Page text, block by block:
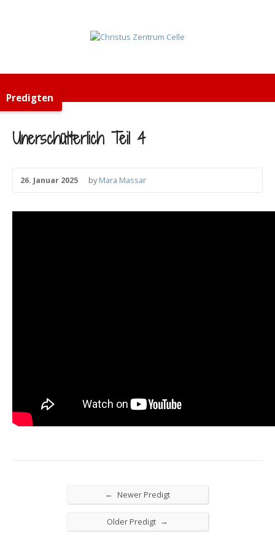
Predigten
Unerschütterlich Teil 4
26. Januar 2025 byMara Massar
← Newer Predigt
Older Predigt →